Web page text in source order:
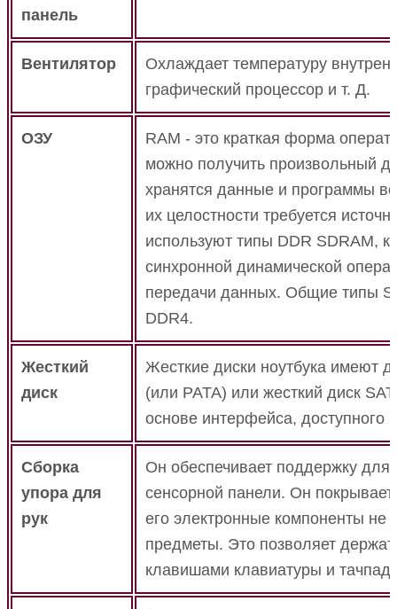
панель
Вентилятор
Охлаждает температуру
графический процессор и т. Д.
ОЗУ
RAM - это краткая форма
можно получить произвольный
хранятся данные и программы
их целостности требуется
используют типы DDR SDRAM,
синхронной динамической
передачи данных. Общие типы
DDR4.
Жесткий
диск
Жесткие диски ноутбука имеют
(или PATA) или жесткий диск
основе интерфейса, доступного
Сборка
упора для
рук
Он обеспечивает поддержку для
сенсорной панели. Он покрывает
его электронные компоненты
предметы. Это позволяет
клавишами клавиатуры и